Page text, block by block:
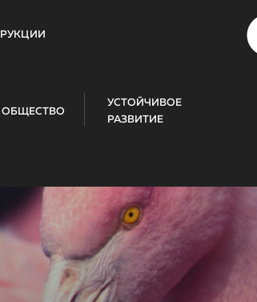
ОБЩЕСТВО
УСТОЙЧИВОЕ
РАЗВИТИЕ